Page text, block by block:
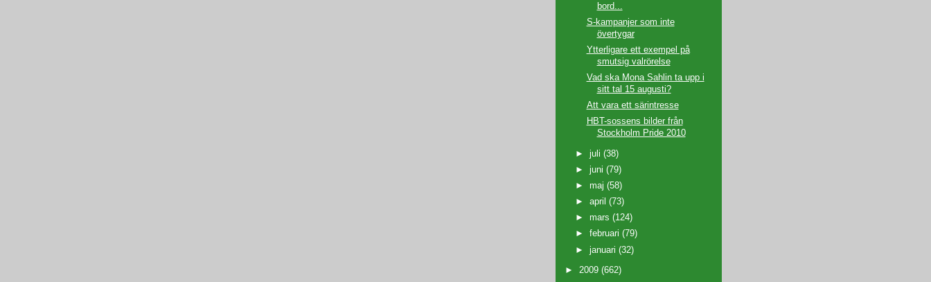
bord...
S-kampanjer som inte
övertygar
Ytterligare ett exempel på
smutsig valrörelse
Vad ska Mona Sahlin ta upp i
sitt tal 15 augusti?
Att vara ett särintresse
HBT-sossens bilder från
Stockholm Pride 2010
►juli(38)
►juni(79)
► maj(58)
►april(73)
► mars(124)
►februari(79)
►januari(32)
► 2009 (662)